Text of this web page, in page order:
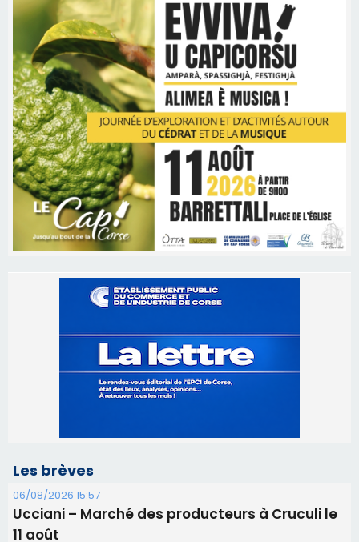
06/08/2026 15:57
Ucciani – Marché des producteurs à Cruculi le
Corte – L’association A Nuciola organise une
projection sous les étoiles
06/08/2026 15:04
Alata - Soirée Tango Argentin au stade de San
Benedetto